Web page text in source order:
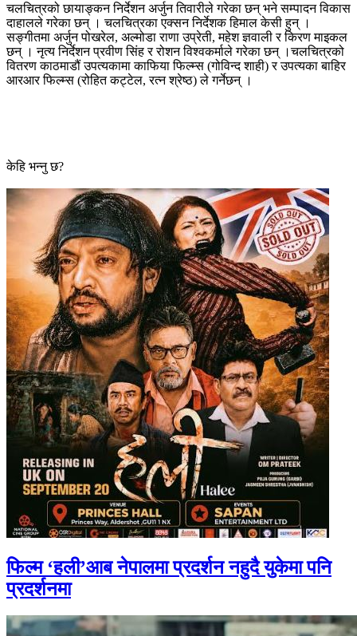
चलचित्रको छायाङ्कन निर्देशन अर्जुन तिवारीले गरेका छन् भने सम्पादन विकास
दाहालले गरेका छन् । चलचित्रका एक्सन निर्देशक हिमाल केसी हुन् ।
सङ्गीतमा अर्जुन पोखरेल, अल्मोडा राणा उप्रेती, महेश ज्ञवाली र किरण माइकल
छन् । नृत्य निर्देशन प्रवीण सिंह र रोशन विश्वकर्माले गरेका छन् ।चलचित्रको
वितरण काठमाडौं उपत्यकामा काफिया फिल्म्स (गोविन्द शाही) र उपत्यका बाहिर
आरआर फिल्म्स (रोहित कट्टेल, रत्न श्रेष्ठ) ले गर्नेछन् ।
केहि भन्नु छ?
फिल्म ‘हली’आब नेपालमा प्रदर्शन नहुदै युकेमा पनि
प्रदर्शनमा